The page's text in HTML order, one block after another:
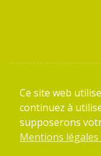
Ce site web
continuez à
supposerons
Mentions légales